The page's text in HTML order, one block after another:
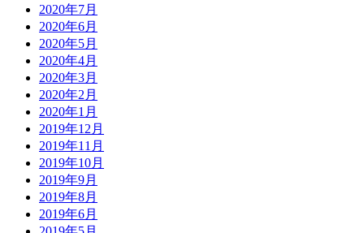
2020年7月
2020年6月
2020年5月
2020年4月
2020年3月
2020年2月
2020年1月
2019年12月
2019年11月
2019年10月
2019年9月
2019年8月
2019年6月